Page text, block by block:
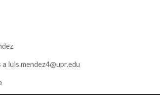
luis.mendez4@upr.edu